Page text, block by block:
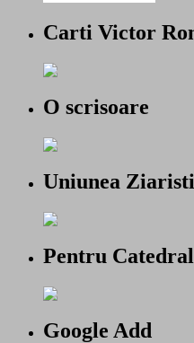
Carti Victor
O scrisoare
Uniunea
Pentru
Google Add